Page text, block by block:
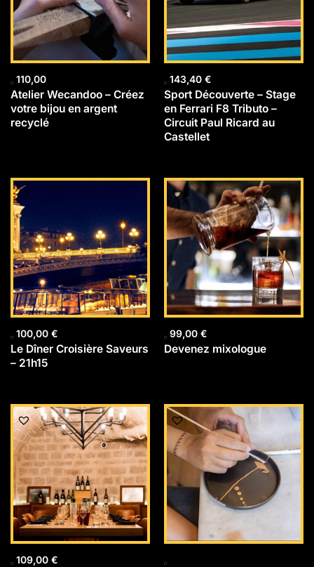
110,00
Atelier Wecandoo – Créez
votre bijou en argent
recyclé
143,40 €
Sport Découverte – Stage
en Ferrari F8 Tributo –
Circuit Paul Ricard au
Castellet
100,00 €
Le Dîner Croisière Saveurs
– 21h15
99,00 €
Devenez mixologue
109,00 €